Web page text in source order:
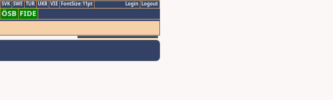
Logout
Login
SVK SWE TUR UKR VIE FontSize:11pt
ÖSB FIDE